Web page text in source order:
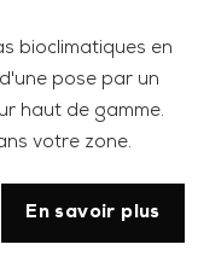
bioclimatiques en
pose par un
haut de gamme.
votre zone.
En savoir plus